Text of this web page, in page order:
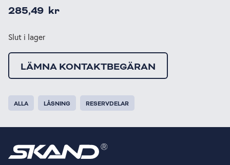
285,49 kr
Slut i lager
LÄMNA KONTAKTBEGÄRAN
ALLA LÅSNING RESERVDELAR